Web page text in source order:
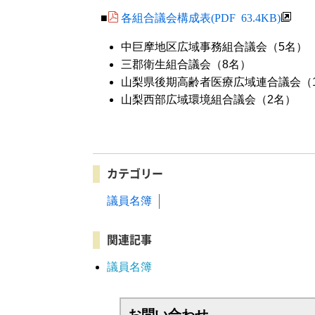
■ 各組合議会構成表(PDF 63.4KB)
中巨摩地区広域事務組合議会（5名）
三郡衛生組合議会（8名）
山梨県後期高齢者医療広域連合議会（
山梨西部広域環境組合議会（2名）
カテゴリー
議員名簿
関連記事
議員名簿